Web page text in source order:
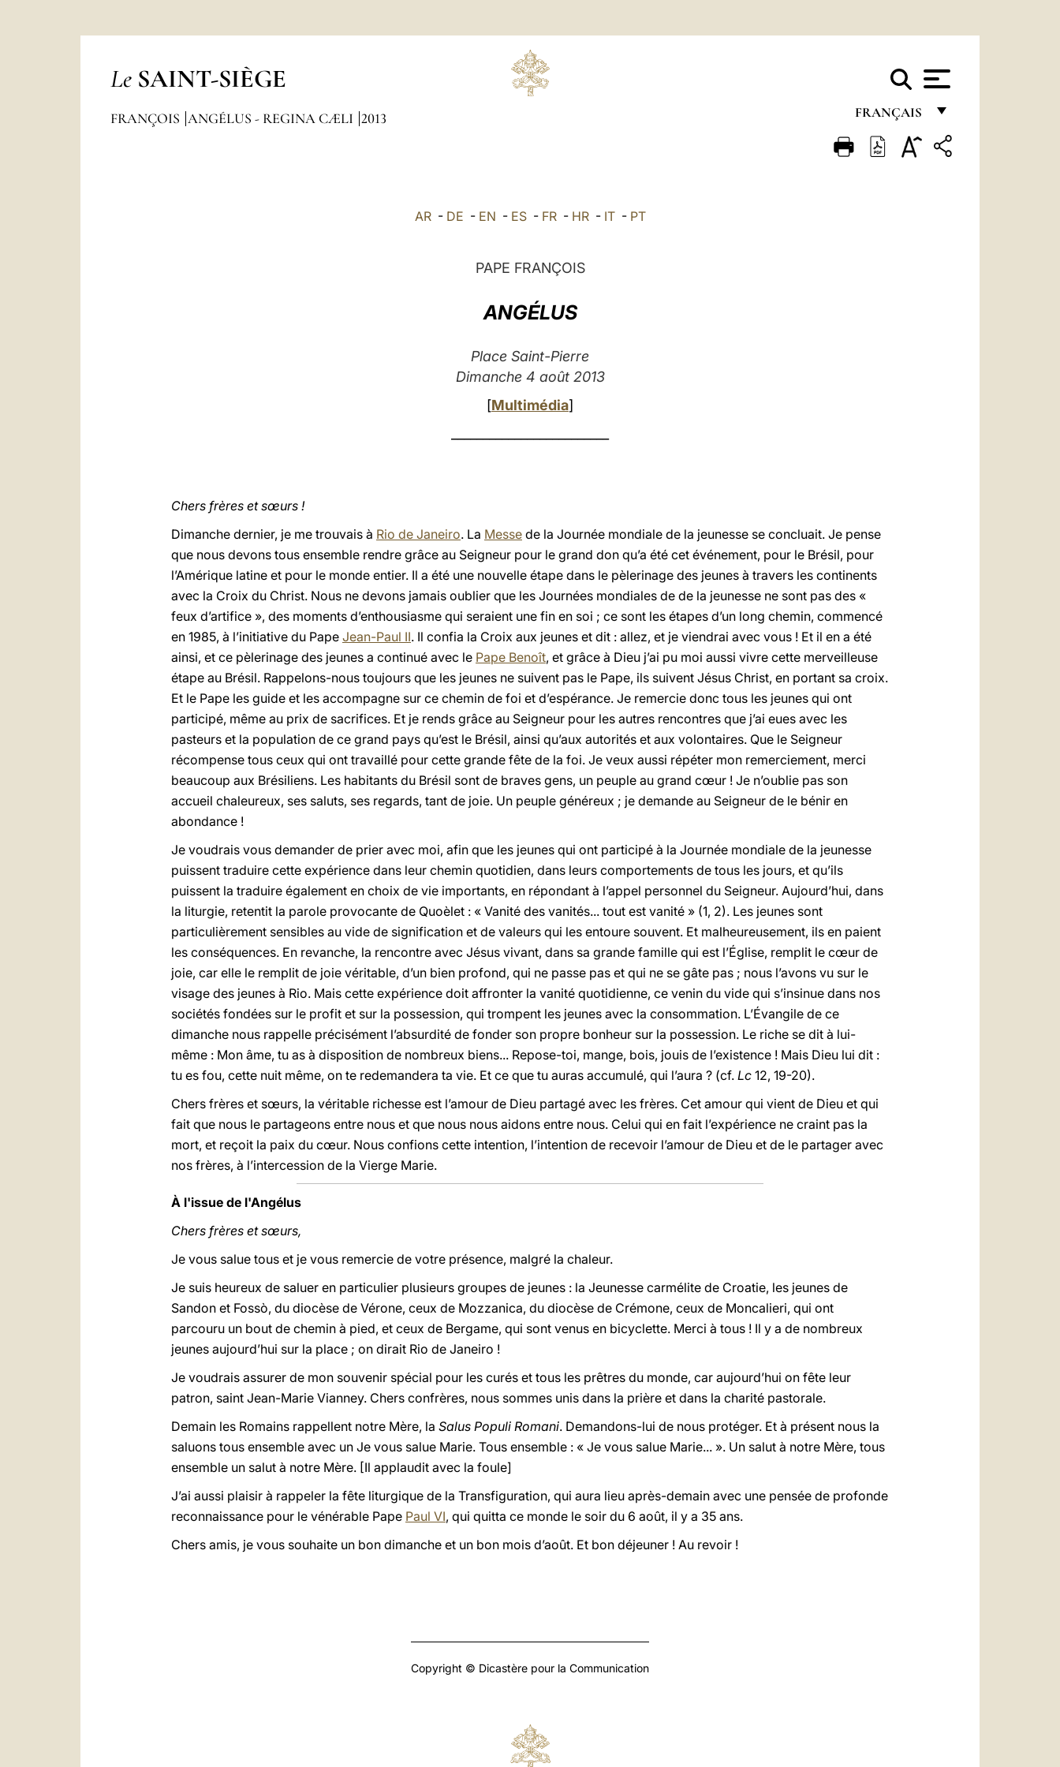
Le SAINT-SIÈGE
FRANÇAIS
FRANÇAIS
FRANÇOIS ANGÉLUS - REGINA CÆLI 2013
AR- DE - EN - ES- FR- HR- IT- PT
PAPE FRANÇOIS
ANGÉLUS
Place Saint-Pierre
Dimanche 4 août 2013
[Multimédia]
Chers frères et sœurs !
Dimanche dernier, je me trouvais à Rio de Janeiro. La Messe de la Journée mondiale de la jeunesse se concluait. Je pense
que nous devons tous ensemble rendre grâce au Seigneur pour le grand don qu’a été cet événement, pour le Brésil, pour
l’Amérique latine et pour le monde entier. Il a été une nouvelle étape dans le pèlerinage des jeunes à travers les continents
avec la Croix du Christ. Nous ne devons jamais oublier que les Journées mondiales de de la jeunesse ne sont pas des «
feux d’artifice », des moments d’enthousiasme qui seraient une fin en soi ; ce sont les étapes d’un long chemin, commencé
en 1985, à l’initiative du Pape Jean-Paul II. Il confia la Croix aux jeunes et dit : allez, et je viendrai avec vous ! Et il en a été
ainsi, et ce pèlerinage des jeunes a continué avec le Pape Benoît, et grâce à Dieu j’ai pu moi aussi vivre cette merveilleuse
étape au Brésil. Rappelons-nous toujours que les jeunes ne suivent pas le Pape, ils suivent Jésus Christ, en portant sa croix.
Et le Pape les guide et les accompagne sur ce chemin de foi et d’espérance. Je remercie donc tous les jeunes qui ont
participé, même au prix de sacrifices. Et je rends grâce au Seigneur pour les autres rencontres que j’ai eues avec les
pasteurs et la population de ce grand pays qu’est le Brésil, ainsi qu’aux autorités et aux volontaires. Que le Seigneur
récompense tous ceux qui ont travaillé pour cette grande fête de la foi. Je veux aussi répéter mon remerciement, merci
beaucoup aux Brésiliens. Les habitants du Brésil sont de braves gens, un peuple au grand cœur ! Je n’oublie pas son
accueil chaleureux, ses saluts, ses regards, tant de joie. Un peuple généreux ; je demande au Seigneur de le bénir en
abondance !
Je voudrais vous demander de prier avec moi, afin que les jeunes qui ont participé à la Journée mondiale de la jeunesse
puissent traduire cette expérience dans leur chemin quotidien, dans leurs comportements de tous les jours, et qu’ils
puissent la traduire également en choix de vie importants, en répondant à l’appel personnel du Seigneur. Aujourd’hui, dans
la liturgie, retentit la parole provocante de Quoèlet : « Vanité des vanités... tout est vanité » (1, 2). Les jeunes sont
particulièrement sensibles au vide de signification et de valeurs qui les entoure souvent. Et malheureusement, ils en paient
les conséquences. En revanche, la rencontre avec Jésus vivant, dans sa grande famille qui est l’Église, remplit le cœur de
joie, car elle le remplit de joie véritable, d’un bien profond, qui ne passe pas et qui ne se gâte pas ; nous l’avons vu sur le
visage des jeunes à Rio. Mais cette expérience doit affronter la vanité quotidienne, ce venin du vide qui s’insinue dans nos
sociétés fondées sur le profit et sur la possession, qui trompent les jeunes avec la consommation. L’Évangile de ce
dimanche nous rappelle précisément l’absurdité de fonder son propre bonheur sur la possession. Le riche se dit à lui-
même : Mon âme, tu as à disposition de nombreux biens... Repose-toi, mange, bois, jouis de l’existence ! Mais Dieu lui dit :
tu es fou, cette nuit même, on te redemandera ta vie. Et ce que tu auras accumulé, qui l’aura ? (cf. Lc 12, 19-20).
Chers frères et sœurs, la véritable richesse est l’amour de Dieu partagé avec les frères. Cet amour qui vient de Dieu et qui
fait que nous le partageons entre nous et que nous nous aidons entre nous. Celui qui en fait l’expérience ne craint pas la
mort, et reçoit la paix du cœur. Nous confions cette intention, l’intention de recevoir l’amour de Dieu et de le partager avec
nos frères, à l’intercession de la Vierge Marie.
À l'issue de l'Angélus
Chers frères et sœurs,
Je vous salue tous et je vous remercie de votre présence, malgré la chaleur.
Je suis heureux de saluer en particulier plusieurs groupes de jeunes : la Jeunesse carmélite de Croatie, les jeunes de
Sandon et Fossò, du diocèse de Vérone, ceux de Mozzanica, du diocèse de Crémone, ceux de Moncalieri, qui ont
parcouru un bout de chemin à pied, et ceux de Bergame, qui sont venus en bicyclette. Merci à tous ! Il y a de nombreux
jeunes aujourd’hui sur la place ; on dirait Rio de Janeiro !
Je voudrais assurer de mon souvenir spécial pour les curés et tous les prêtres du monde, car aujourd’hui on fête leur
patron, saint Jean-Marie Vianney. Chers confrères, nous sommes unis dans la prière et dans la charité pastorale.
Demain les Romains rappellent notre Mère, la Salus Populi Romani. Demandons-lui de nous protéger. Et à présent nous la
saluons tous ensemble avec un Je vous salue Marie. Tous ensemble : « Je vous salue Marie... ». Un salut à notre Mère, tous
ensemble un salut à notre Mère. [Il applaudit avec la foule]
J’ai aussi plaisir à rappeler la fête liturgique de la Transfiguration, qui aura lieu après-demain avec une pensée de profonde
reconnaissance pour le vénérable Pape Paul VI, qui quitta ce monde le soir du 6 août, il y a 35 ans.
Chers amis, je vous souhaite un bon dimanche et un bon mois d’août. Et bon déjeuner ! Au revoir !
Copyright © Dicastère pour la Communication